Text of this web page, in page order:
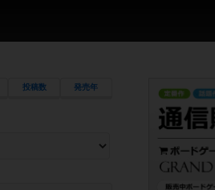
投稿数 発売年
ることができます。マニュアルを読む時間や参加
テムを理解できるよう、中世ファンタジー・ク
テムです。主にボードゲームに慣れている方向け